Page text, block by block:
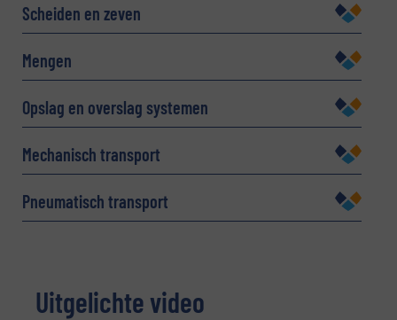
Bedrijf
E-mail(Vereist)
Telefoonnummer
Onderwerp(Vereist)
Scheiden en zeven
Mengen
Opslag en overslag systemen
Mechanisch transport
Pneumatisch transport
Uitgelichte video